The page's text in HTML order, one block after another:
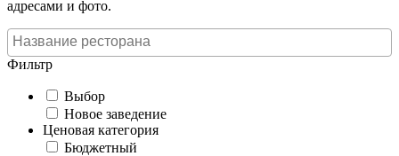
адресами и фото.
Фильтр
Выбор
Новое заведение
Ценовая категория
Бюджетный